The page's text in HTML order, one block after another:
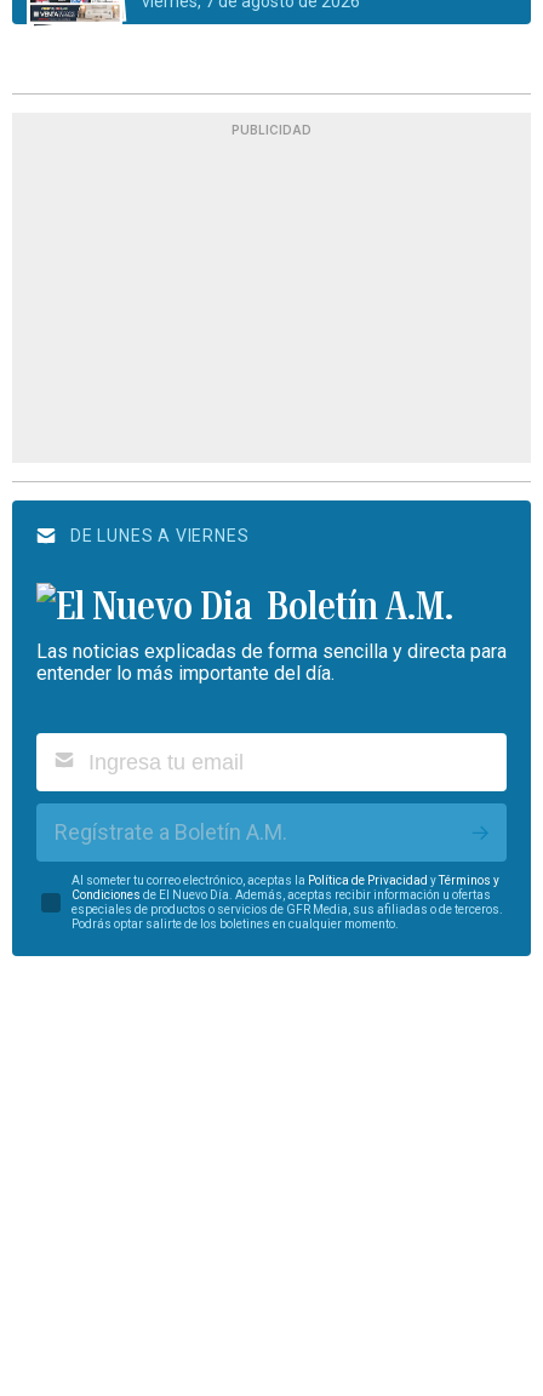
PUBLICIDAD
DE LUNES A VIERNES
Boletín A.M.
Las noticias explicadas de forma sencilla y directa para
entender lo más importante del día.
Regístrate a Boletín A.M.
Al someter tu correo electrónico, aceptas la Política de Privacidad y
Términos y
Condiciones de El Nuevo Día. Además, aceptas recibir información u ofertas
especiales de productos o servicios de GFR Media, sus afiliadas o de terceros.
Podrás optar salirte de los boletines en cualquier momento.